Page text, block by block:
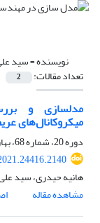
نویسنده =سید
تعداد مقالات: 2
مدلسازی و
میکروکانال‌های
دوره 20، شماره 68، بهار 1401، صفحه
هانیه حیدری، سید
مشاهده مقاله